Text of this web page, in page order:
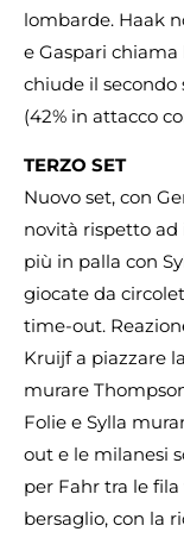
lombarde. Haak
e Gaspari chiama
chiude il secondo
(42% in attacco
TERZO SET
Nuovo set, con
novità rispetto ad
più in palla con
giocate da
time-out.
Kruijf a piazzare
murare
Folie e Sylla
out e le milanesi
per Fahr tra le
bersaglio, con la